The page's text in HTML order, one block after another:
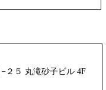
２５ 丸滝砂子ビル 4F